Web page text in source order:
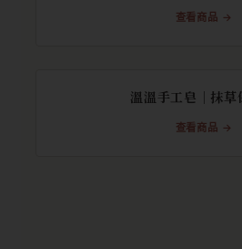
查看商品 →
溫溫手工皂｜抹草
查看商品 →